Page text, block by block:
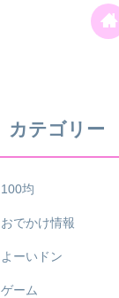
カテゴリー
100均
おでかけ情報
よーいドン
ゲーム